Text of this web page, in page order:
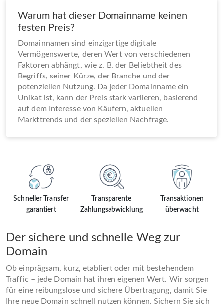
Schneller Transfer
garantiert
Transparente
Zahlungsabwicklung
Transaktionen
überwacht
Der sichere und schnelle Weg zur
Domain
Ob einprägsam, kurz, etabliert oder mit bestehendem
Traffic – jede Domain hat ihren eigenen Wert. Wir sorgen
für eine reibungslose und sichere Übertragung, damit Sie
Ihre neue Domain schnell nutzen können. Sichern Sie sich
Warum hat dieser Domainname keinen
festen Preis?
Domainnamen sind einzigartige digitale
Vermögenswerte, deren Wert von verschiedenen
Faktoren abhängt, wie z. B. der Beliebtheit des
Begriffs, seiner Kürze, der Branche und der
potenziellen Nutzung. Da jeder Domainname ein
Unikat ist, kann der Preis stark variieren, basierend
auf dem Interesse von Käufern, aktuellen
Markttrends und der speziellen Nachfrage.